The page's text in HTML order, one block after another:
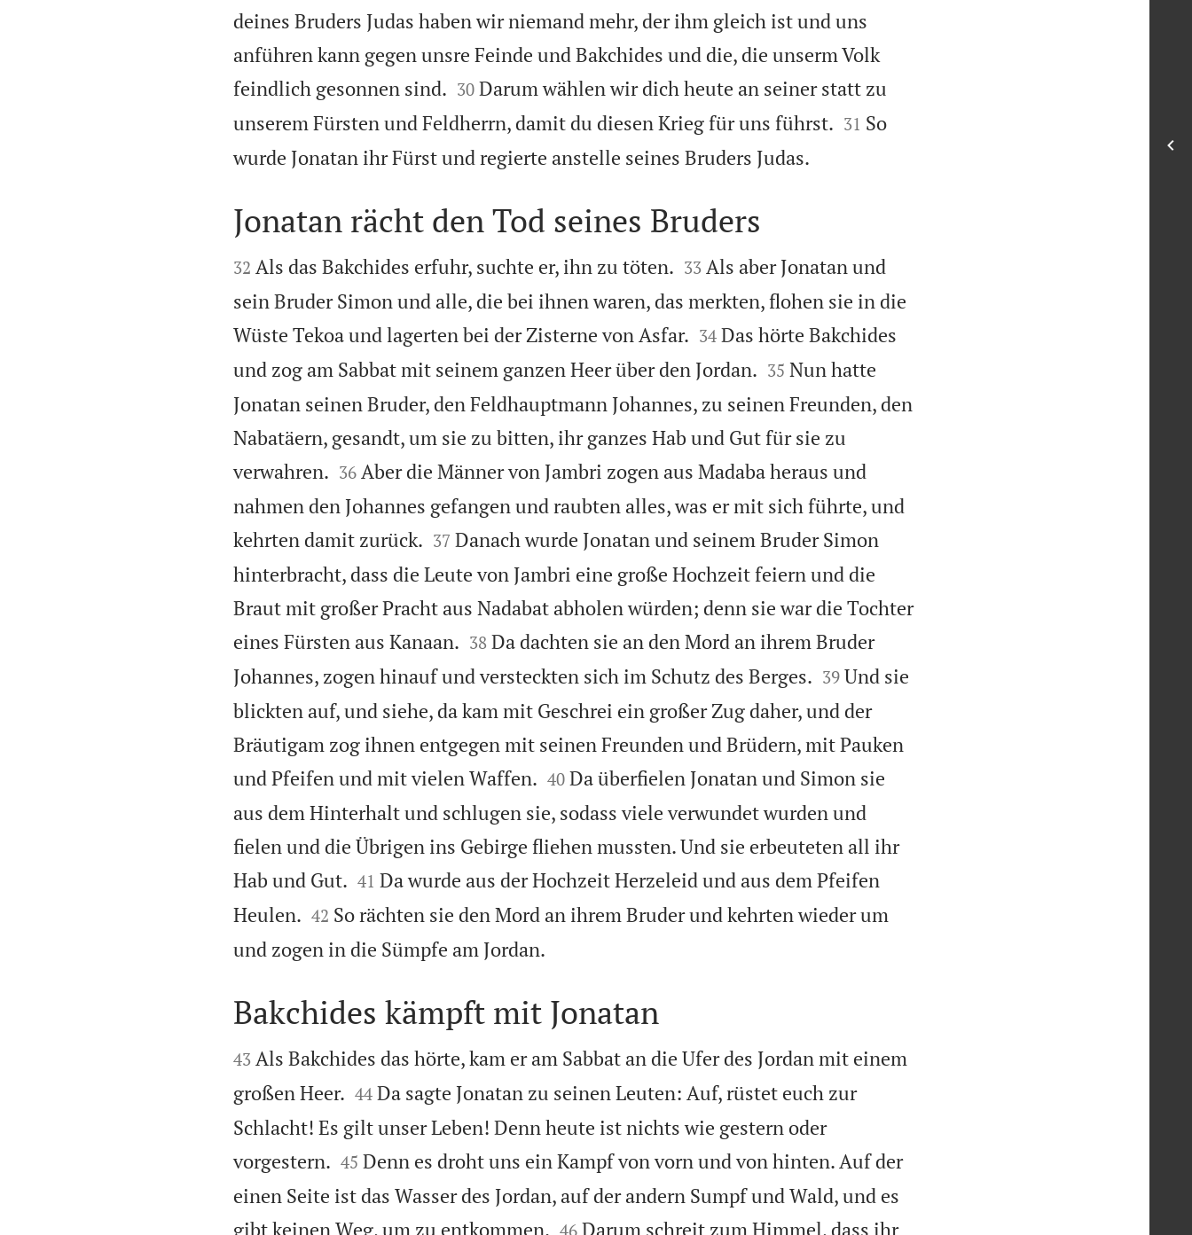
deines Bruders Judas haben wir niemand mehr, der ihm gleich ist und uns
anführen kann gegen unsre Feinde und Bakchides und die, die unserm Volk
feindlich gesonnen sind.
30 Darum wählen wir dich heute an seiner statt zu
unserem Fürsten und Feldherrn, damit du diesen Krieg für uns führst.
31 So
wurde Jonatan ihr Fürst und regierte anstelle seines Bruders Judas.

Jonatan rächt den Tod seines Bruders

32 Als das Bakchides erfuhr, suchte er, ihn zu töten.
33 Als aber Jonatan und
sein Bruder Simon und alle, die bei ihnen waren, das merkten, flohen sie in die
Wüste Tekoa und lagerten bei der Zisterne von Asfar.
34 Das hörte Bakchides
und zog am Sabbat mit seinem ganzen Heer über den Jordan.
35 Nun hatte
Jonatan seinen Bruder, den Feldhauptmann Johannes, zu seinen Freunden, den
Nabatäern, gesandt, um sie zu bitten, ihr ganzes Hab und Gut für sie zu
verwahren.
36 Aber die Männer von Jambri zogen aus Madaba heraus und
nahmen den Johannes gefangen und raubten alles, was er mit sich führte, und
kehrten damit zurück.
37 Danach wurde Jonatan und seinem Bruder Simon
hinterbracht, dass die Leute von Jambri eine große Hochzeit feiern und die
Braut mit großer Pracht aus Nadabat abholen würden; denn sie war die Tochter
eines Fürsten aus Kanaan.
38 Da dachten sie an den Mord an ihrem Bruder
Johannes, zogen hinauf und versteckten sich im Schutz des Berges.
39 Und sie
blickten auf, und siehe, da kam mit Geschrei ein großer Zug daher, und der
Bräutigam zog ihnen entgegen mit seinen Freunden und Brüdern, mit Pauken
und Pfeifen und mit vielen Waffen.
40 Da überfielen Jonatan und Simon sie
aus dem Hinterhalt und schlugen sie, sodass viele verwundet wurden und
fielen und die Übrigen ins Gebirge fliehen mussten. Und sie erbeuteten all ihr
Hab und Gut.
41 Da wurde aus der Hochzeit Herzeleid und aus dem Pfeifen
Heulen.
42 So rächten sie den Mord an ihrem Bruder und kehrten wieder um
und zogen in die Sümpfe am Jordan.

Bakchides kämpft mit Jonatan

43 Als Bakchides das hörte, kam er am Sabbat an die Ufer des Jordan mit einem
großen Heer.
44 Da sagte Jonatan zu seinen Leuten: Auf, rüstet euch zur
Schlacht! Es gilt unser Leben! Denn heute ist nichts wie gestern oder
vorgestern.
45 Denn es droht uns ein Kampf von vorn und von hinten. Auf der
einen Seite ist das Wasser des Jordan, auf der andern Sumpf und Wald, und es
gibt keinen Weg, um zu entkommen.
46 Darum schreit zum Himmel, dass ihr